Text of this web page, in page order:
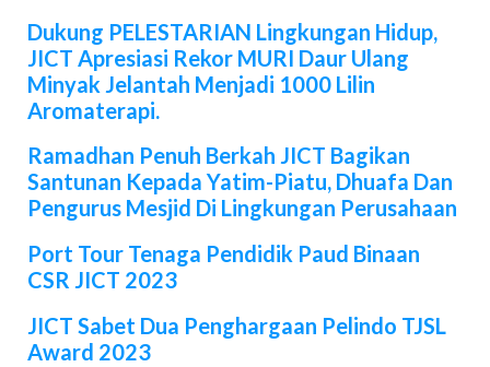
Dukung PELESTARIAN Lingkungan Hidup,
JICT Apresiasi Rekor MURI Daur Ulang
Minyak Jelantah Menjadi 1000 Lilin
Aromaterapi.
Ramadhan Penuh Berkah JICT Bagikan
Santunan Kepada Yatim-Piatu, Dhuafa Dan
Pengurus Mesjid Di Lingkungan Perusahaan
Port Tour Tenaga Pendidik Paud Binaan
CSR JICT 2023
JICT Sabet Dua Penghargaan Pelindo TJSL
Award 2023